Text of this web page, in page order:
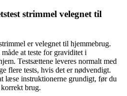
strimmel velegnet til
er velegnet til hjemmebrug.
at teste for graviditet i
Testsættene leveres normalt med
flere tests, hvis det er nødvendigt.
læse instruktionerne grundigt, før du
brug.